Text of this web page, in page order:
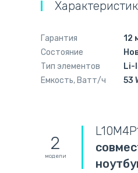
Гарантия
12
Состояние
Тип элементов
Li-
Емкость, Ватт/ч
53
2
модели